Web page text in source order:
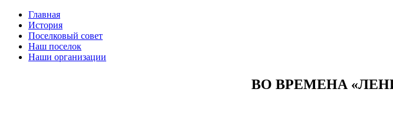
Главная
История
Поселковый совет
Наш поселок
Наши организации
ВО ВРЕМЕНА